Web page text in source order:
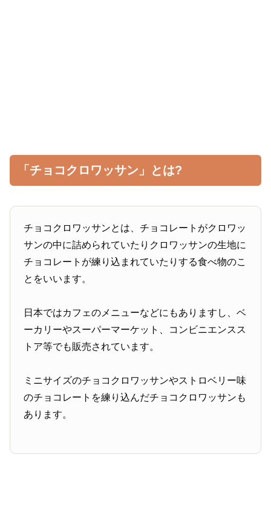
「チョコクロワッサン」とは?
チョコクロワッサンとは、チョコレートがクロワッ
サンの中に詰められていたりクロワッサンの生地に
チョコレートが練り込まれていたりする食べ物のこ
とをいいます。
日本ではカフェのメニューなどにもありますし、ベ
ーカリーやスーパーマーケット、コンビニエンスス
トア等でも販売されています。
ミニサイズのチョコクロワッサンやストロベリー味
のチョコレートを練り込んだチョコクロワッサンも
あります。